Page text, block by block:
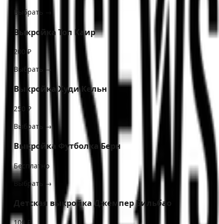
Выбрать →
Выкройка Топ Каир
200 ₽
Выбрать →
Выкройка Худи Кельн
250 ₽
Выбрать →
Выкройка Футболка Берн
Бесплатно
Выбрать →
Детская выкройка Джемпер Бильбао